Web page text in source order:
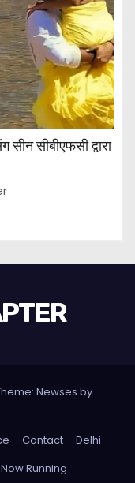
सीबीएफसी द्वारा
Newses by
Contact
Delhi
Now Running